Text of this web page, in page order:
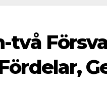
två